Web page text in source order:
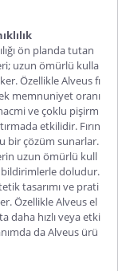
ön planda tutan
uzun ömürlü kulla
ÖzellikleAlveus fı
memnuniyet oranı
ve çoklu pişirm
etkilidir. Fırın
bir çözüm sunarlar.
uzun ömürlü kull
doludur.
tasarımı ve prati
ÖzellikleAlveus el
daha hızlı veya etki
da Alveus ürü